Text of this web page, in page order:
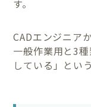
す。
CADエンジニア
一般作業用と3
している」とい